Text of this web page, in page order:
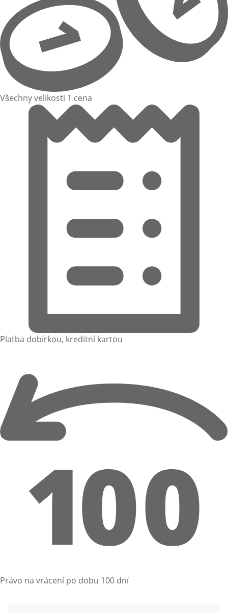
Všechny velikosti 1 cena
Platba dobírkou, kreditní kartou
Právo na vrácení po dobu 100 dní